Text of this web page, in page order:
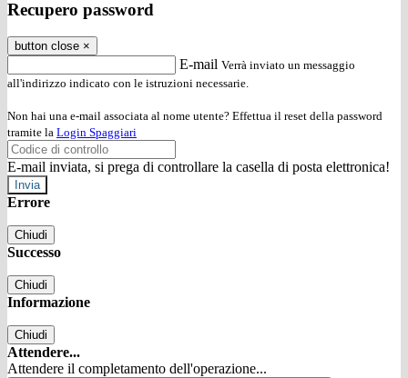
Recupero password
button close ×
E-mail Verrà inviato un messaggio
all'indirizzo indicato con le istruzioni necessarie.
Non hai una e-mail associata al nome utente? Effettua il reset della password
tramite la Login Spaggiari
E-mail inviata, si prega di controllare la casella di posta elettronica!
Errore
Chiudi
Successo
Chiudi
Informazione
Chiudi
Attendere...
Attendere il completamento dell'operazione...